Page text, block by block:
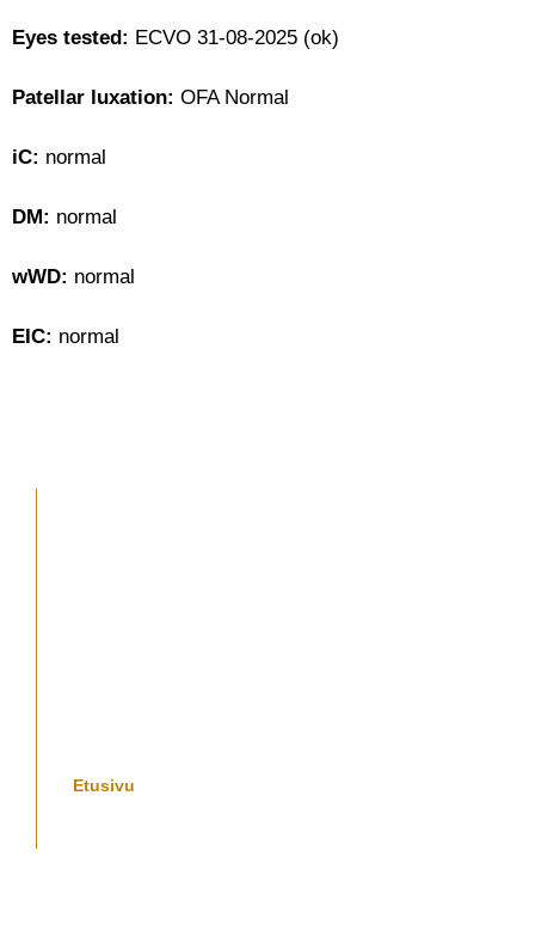
Eyes tested: ECVO 31-08-2025 (ok)
Patellar luxation: OFA Normal
iC: normal
DM: normal
wWD: normal
EIC: normal
Etusivu